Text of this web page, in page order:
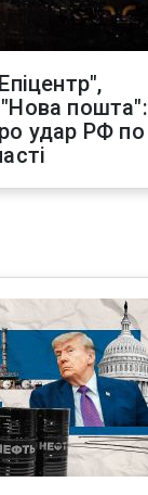
"Нова пошта":
удар РФ по